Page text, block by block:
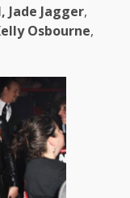
Jade Jagger,
Osbourne,